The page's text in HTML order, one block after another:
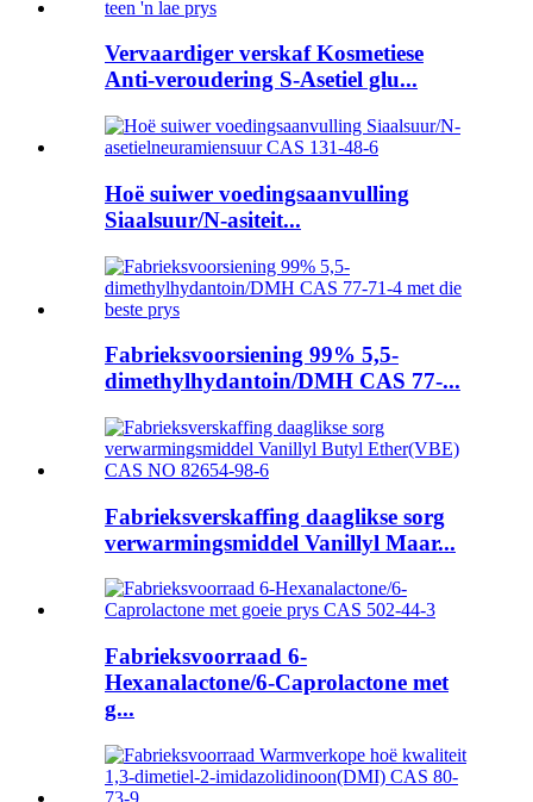
Vervaardiger verskaf Kosmetiese
Anti-veroudering S-Asetiel glu...
Hoë suiwer voedingsaanvulling
Siaalsuur/N-asiteit...
Fabrieksvoorsiening 99% 5,5-
dimethylhydantoin/DMH CAS 77-...
Fabrieksverskaffing daaglikse sorg
verwarmingsmiddel Vanillyl Maar...
Fabrieksvoorraad 6-
Hexanalactone/6-Caprolactone met
g...